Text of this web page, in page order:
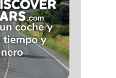
coche y
tiempo y